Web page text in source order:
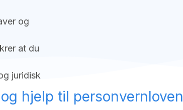
og
at du
juridisk
hjelp til personvernloven